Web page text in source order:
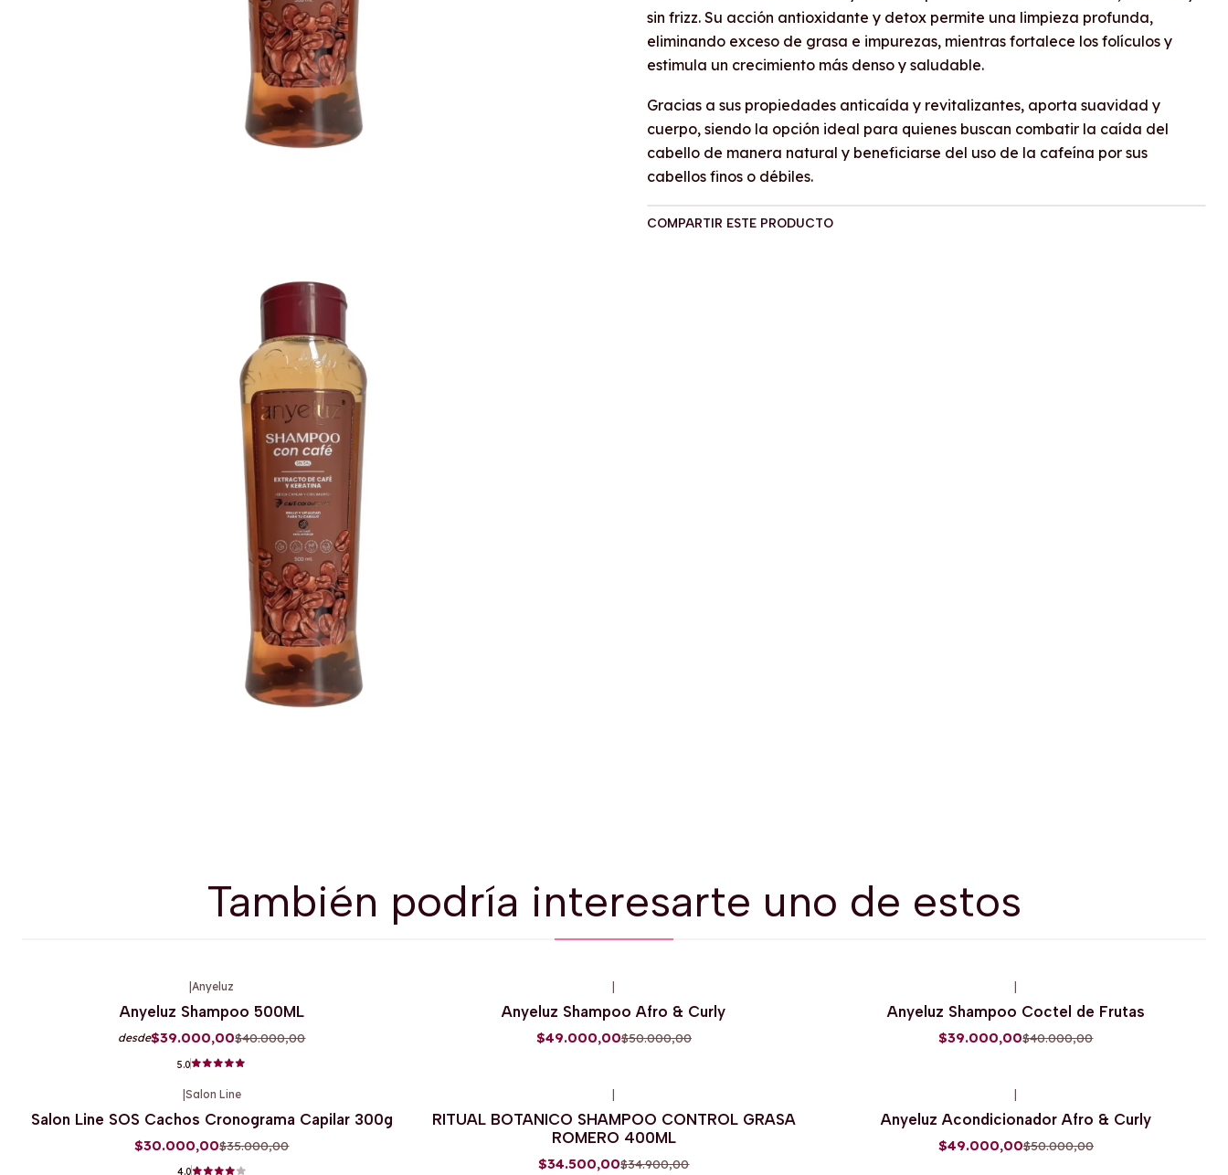
sin frizz. Su acción antioxidante y detox permite una limpieza profunda,
eliminando exceso de grasa e impurezas, mientras fortalece los folículos y
estimula un crecimiento más denso y saludable.
Gracias a sus propiedades anticaída y revitalizantes, aporta suavidad y
cuerpo, siendo la opción ideal para quienes buscan combatir la caída del
cabello de manera natural y beneficiarse del uso de la cafeína por sus
cabellos finos o débiles.
COMPARTIR ESTE PRODUCTO
También podría interesarte uno de estos
|Anyeluz
Anyeluz Shampoo 500ML
desde$39.000,00$40.000,00
5.0
Anyeluz Shampoo Afro & Curly
$49.000,00$50.000,00
Anyeluz Shampoo Coctel de Frutas
$39.000,00$40.000,00
Agotado
|Salon Line
Salon Line SOS Cachos Cronograma Capilar 300g
$30.000,00$35.000,00
4.0
|
RITUAL BOTANICO SHAMPOO CONTROL GRASA
ROMERO 400ML
$34.500,00$34.900,00
Agotado
|
Anyeluz Acondicionador Afro & Curly
$49.000,00$50.000,00